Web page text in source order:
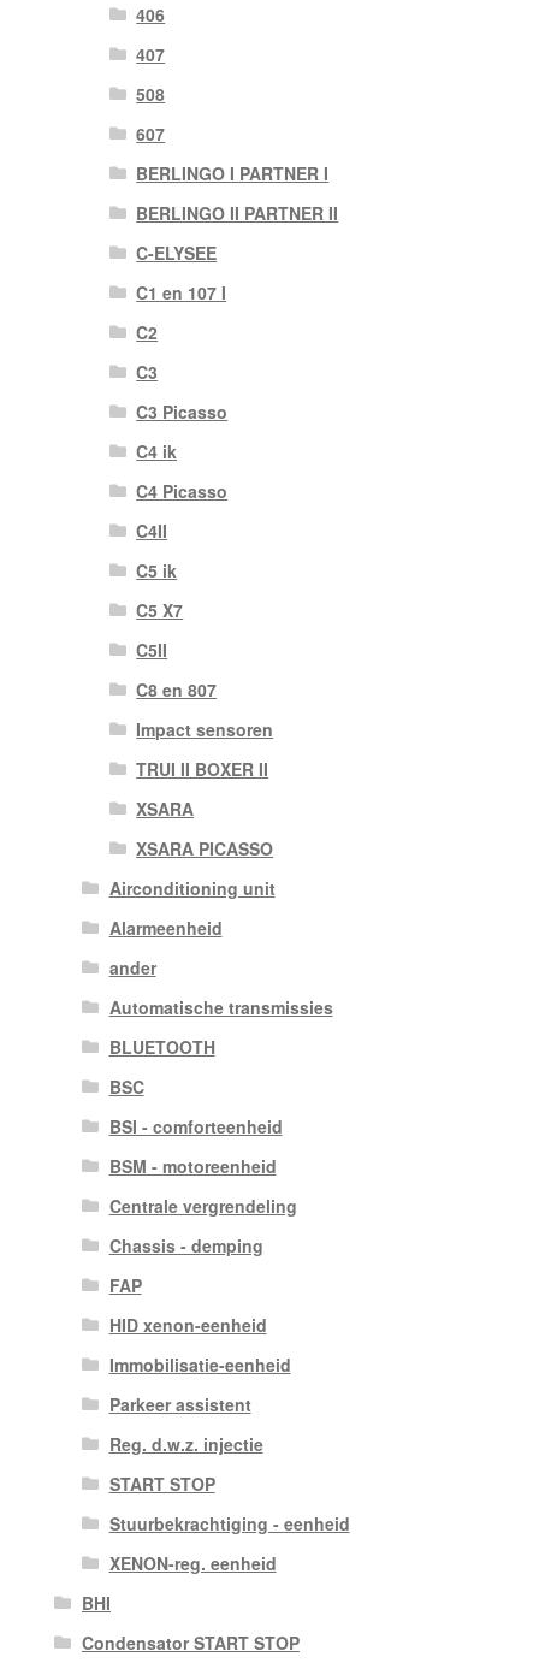
406
407
508
607
BERLINGO I PARTNER I
BERLINGO II PARTNER II
C-ELYSEE
C1 en 107 I
C2
C3
C3 Picasso
C4 ik
C4 Picasso
C4II
C5 ik
C5 X7
C5II
C8 en 807
Impact sensoren
TRUI II BOXER II
XSARA
XSARA PICASSO
Airconditioning unit
Alarmeenheid
ander
Automatische transmissies
BLUETOOTH
BSC
BSI - comforteenheid
BSM - motoreenheid
Centrale vergrendeling
Chassis - demping
FAP
HID xenon-eenheid
Immobilisatie-eenheid
Parkeer assistent
Reg. d.w.z. injectie
START STOP
Stuurbekrachtiging - eenheid
XENON-reg. eenheid
BHI
Condensator START STOP